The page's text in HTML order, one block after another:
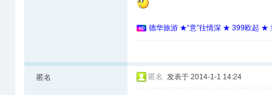
德华旅游 ★“意”往情深 ★ 399欧起 ★
匿名 匿名 发表于 2014-1-1 14:24